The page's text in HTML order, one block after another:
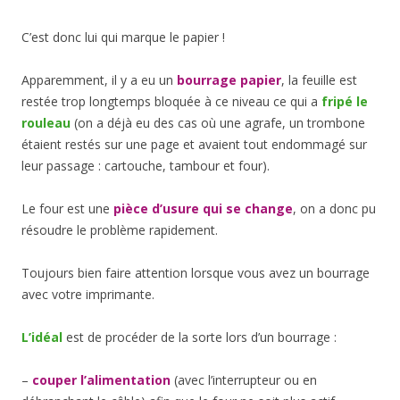
C’est donc lui qui marque le papier !
Apparemment, il y a eu un bourrage papier, la feuille est
restée trop longtemps bloquée à ce niveau ce qui a fripé le
rouleau (on a déjà eu des cas où une agrafe, un trombone
étaient restés sur une page et avaient tout endommagé sur
leur passage : cartouche, tambour et four).
Le four est une pièce d’usure qui se change, on a donc pu
résoudre le problème rapidement.
Toujours bien faire attention lorsque vous avez un bourrage
avec votre imprimante.
L’idéal est de procéder de la sorte lors d’un bourrage :
– couper l’alimentation (avec l’interrupteur ou en